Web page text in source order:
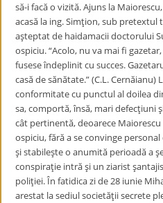
să-i facă o vizită. Ajuns la
acasă la ing. Simţion, sub
aşteptat de haidamacii doctorului
ospiciu. “Acolo, nu va mai fi
fusese îndeplinit cu succes.
casă de sănătate.” (C.L.
conformitate cu punctul al doilea
sa, comportă, însă, mari defecţiuni
cât pertinentă, deoarece
ospiciu, fără a se convinge
şi stabileşte o anumită perioadă a
conspiraţie intră şi un ziarist
poliţiei. În fatidica zi de 28 iunie
arestat la sediul societăţii secrete